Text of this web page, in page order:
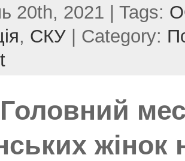
ai
l
ar
e
20th, 2021 | Tags:
, СКУ | Category:
жінок